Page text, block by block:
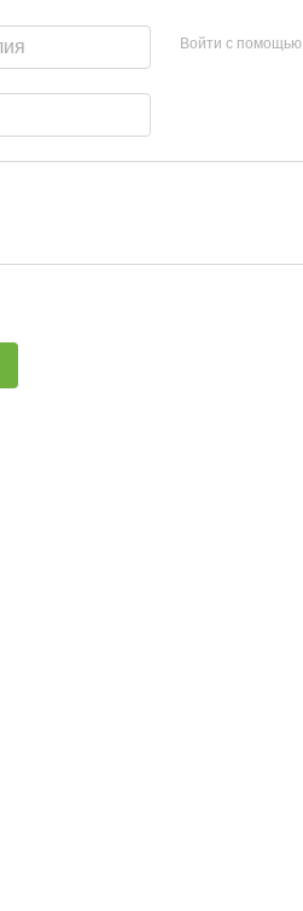
Войти с помощью